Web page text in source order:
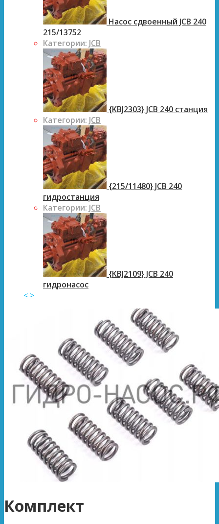
Насос сдвоенный JCB 240
215/13752
Категории: JCB
{KBJ2303} JCB 240 станция
Категории: JCB
{215/11480} JCB 240
гидростанция
Категории: JCB
{KBJ2109} JCB 240
гидронасос
< >
Комплект